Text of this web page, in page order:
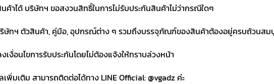
าได้ บริษัทฯ ขอสงวนสิทธิ์ในการไม่รับประกันสินค้าไม่ว่ากรณีใดๆ
ษัทฯ ตัวสินค้า, คู่มือ, อุปกรณ์ต่าง ๆ รวมถึงบรรจุภัณฑ์ของสินค้าต้องอยู่ครบถ้วนส
งื่อนไขการรับประกันโดยไม่ต้องแจ้งให้ทราบล่วงหน้า
มเติม สามารถติดต่อได้ทาง LINE Official: @vgadz ค่ะ